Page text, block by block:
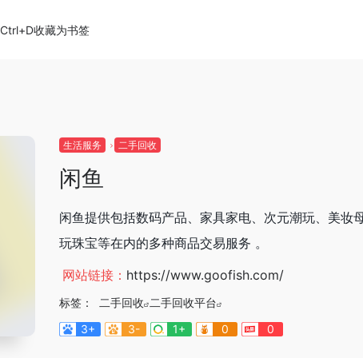
Ctrl+D收藏为书签
生活服务 二手回收
闲鱼
闲鱼提供包括数码产品、家具家电、次元潮玩、美妆
玩珠宝等在内的多种商品交易服务 。
网站链接： https://www.goofish.com/
标签： 二手回收 二手回收平台
3+
3- 1+ 0 0